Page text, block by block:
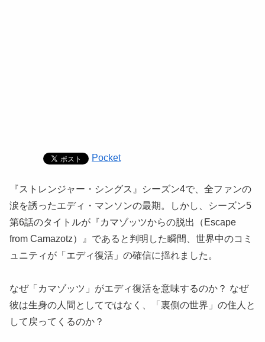
Pocket
『ストレンジャー・シングス』シーズン4で、全ファンの
涙を誘ったエディ・マンソンの最期。しかし、シーズン5
第6話のタイトルが『カマゾッツからの脱出（Escape
from Camazotz）』であると判明した瞬間、世界中のコミ
ュニティが「エディ復活」の確信に揺れました。
なぜ「カマゾッツ」がエディ復活を意味するのか？ なぜ
彼は生身の人間としてではなく、「裏側の世界」の住人と
して戻ってくるのか？